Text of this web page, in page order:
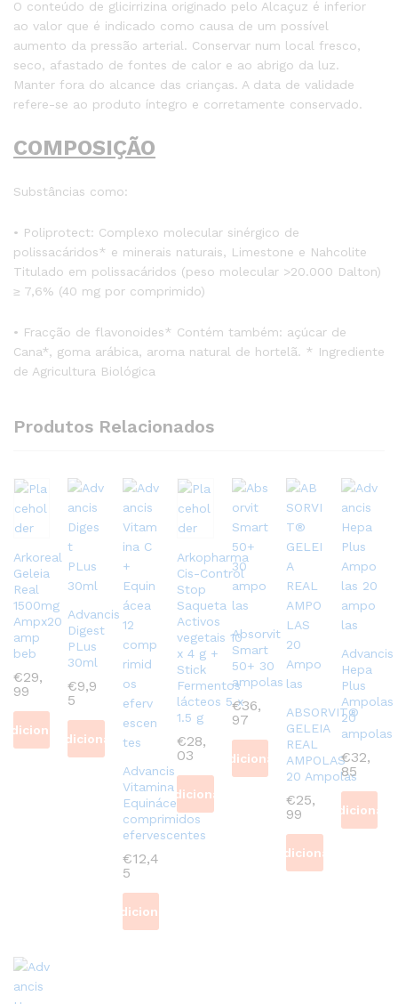
O conteúdo de glicirrizina originado pelo Alcaçuz é inferior
ao valor que é indicado como causa de um possível
aumento da pressão arterial. Conservar num local fresco,
seco, afastado de fontes de calor e ao abrigo da luz.
Manter fora do alcance das crianças. A data de validade
refere-se ao produto íntegro e corretamente conservado.
COMPOSIÇÃO
Substâncias como:
• Poliprotect: Complexo molecular sinérgico de
polissacáridos* e minerais naturais, Limestone e Nahcolite
Titulado em polissacáridos (peso molecular >20.000 Dalton)
≥ 7,6% (40 mg por comprimido)
• Fracção de flavonoides* Contém também: açúcar de
Cana*, goma arábica, aroma natural de hortelã. * Ingrediente
de Agricultura Biológica
Produtos Relacionados
Arkoreal
Geleia
Real
1500mg
Ampx20
amp
beb
€29,
99
Adicionar
Advancis
Digest
PLus
30ml
€9,9
5
Adicionar
Advancis
Vitamina C +
Equinácea 12
comprimidos
efervescentes
€12,4
5
Adicionar
Arkopharma
Cis-Control
Stop
Saqueta
Activos
vegetais 10
x 4 g +
Stick
Fermentos
lácteos 5 x
1.5 g
€28,
03
Adicionar
Absorvit
Smart
50+ 30
ampolas
€36,
97
Adicionar
ABSORVIT®
GELEIA
REAL
AMPOLAS
20 Ampolas
€25,
99
Adicionar
Advancis
Hepa
Plus
Ampolas
20
ampolas
€32,
85
Adicionar